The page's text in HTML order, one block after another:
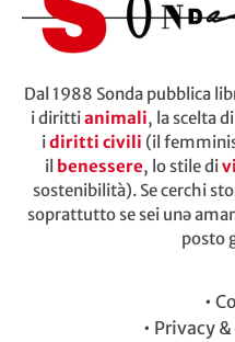
Dal 1988 Sonda pubblica
i dirittianimali, la scelta di
idiritti civili (il
il benessere, lo stile di
sostenibilità). Se cerchi
soprattutto se sei unə
posto
•
• Privacy